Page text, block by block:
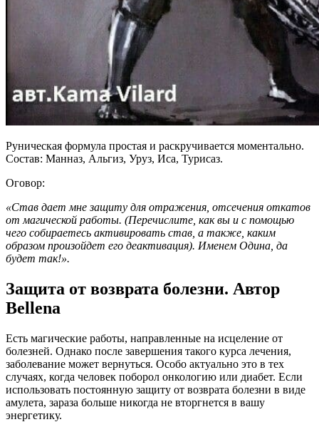
Руническая формула простая и раскручивается моментально.
Состав: Манназ, Альгиз, Уруз, Иса, Турисаз.
Оговор:
«Став дает мне защиту для отражения, отсечения откатов
от магической работы. (Перечислите, как вы и с помощью
чего собираетесь активировать став, а также, каким
образом произойдет его деактивация). Именем Одина, да
будет так!».
Защита от возврата болезни. Автор
Bellena
Есть магические работы, направленные на исцеление от
болезней. Однако после завершения такого курса лечения,
заболевание может вернуться. Особо актуально это в тех
случаях, когда человек поборол онкологию или диабет. Если
использовать постоянную защиту от возврата болезни в виде
амулета, зараза больше никогда не вторгнется в вашу
энергетику.